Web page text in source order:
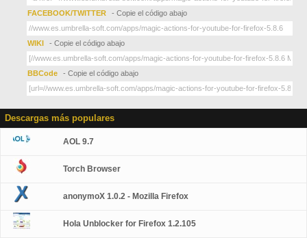
FACEBOOK/TWITTER - Copie el código abajo
WIKI - Copie el código abajo
BBCode - Copie el código abajo
Descargas más populares
AOL 9.7
Torch Browser
anonymoX 1.0.2 - Mozilla Firefox
Hola Unblocker for Firefox 1.2.105